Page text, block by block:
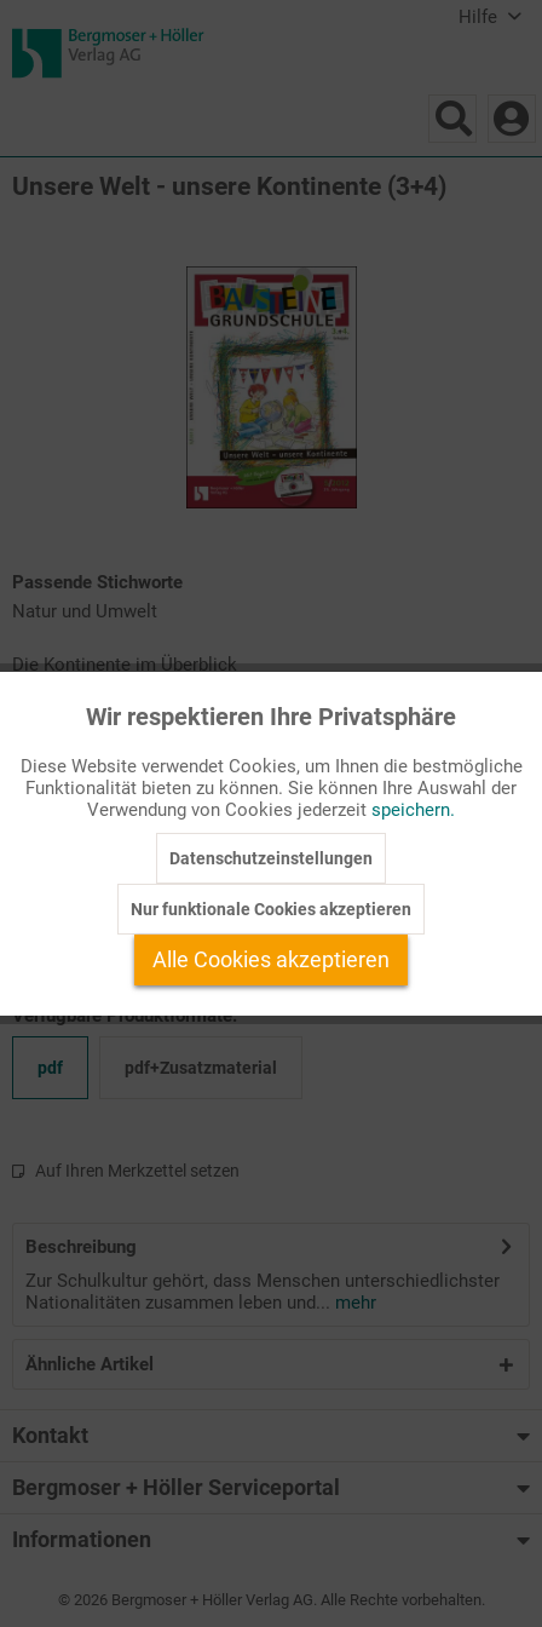
Hilfe
Unsere Welt - unsere Kontinente (3+4)
Passende Stichworte
Natur und Umwelt
Die Kontinente im Überblick
Amerika<\li>
Europa und Asien<\li>
Aufrika<\li>
Australien<\li>
Antarktis<\li>
Zur Schulkultur gehört, dassMenschen unterschiedlichster
Nationalitäten zusammen leben und lernen. Auch in den Medien
werden die Kinder mit Nachrichten aus aller Welt konfrontiert.
Um diese Ei ...
Verfügbare Produktformate:
pdf pdf+Zusatzmaterial
Auf Ihren Merkzettel setzen
Beschreibung
Zur Schulkultur gehört, dass Menschen unterschiedlichster
Nationalitäten zusammen leben und... mehr
Ähnliche Artikel
Kontakt
Bergmoser + Höller Serviceportal
Informationen
© 2026 Bergmoser + Höller Verlag AG. Alle Rechte vorbehalten.
Funktionale Aktiv
Marketing Inaktiv
Inaktiv
Wir respektieren Ihre Privatsphäre
Diese Website verwendet Cookies, um Ihnen die bestmögliche
Funktionalität bieten zu können. Sie können Ihre Auswahl der
Verwendung von Cookies jederzeit speichern.
Datenschutzeinstellungen
Nur funktionale Cookies akzeptieren
Alle Cookies akzeptieren